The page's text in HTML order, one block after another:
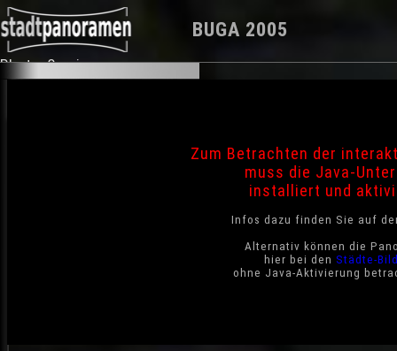
BUGA 2005
Photo-Service
Zum Betrachten der
muss die Java-
installiert und
Infos dazu finden Sie auf
Alternativ können die
hier bei den Städte-
ohne Java-Aktivierung